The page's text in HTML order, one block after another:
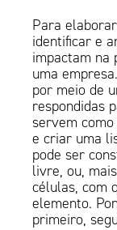
Para
identificar e
impactam na
uma
por meio de
respondidas
servem
e criar uma
pode ser
livre, ou,
células, com
elemento.
primeiro,